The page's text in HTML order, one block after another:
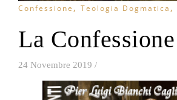
Confessione , Teologia Dogmatica ,
La Confessione
24 Novembre 2019 /